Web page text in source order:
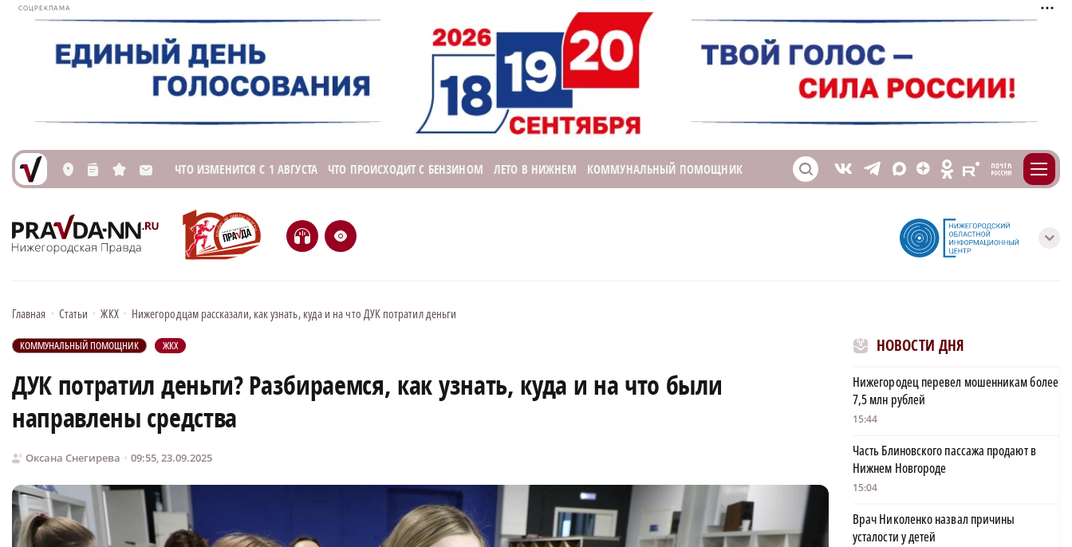
СОЦРЕКЛАМА
L n s M ЧТО ИЗМЕНИТСЯ С 1 АВГУСТА ЧТО ПРОИСХОДИТ С БЕНЗИНОМ ЛЕТО В НИЖНЕМ КОММУНАЛЬНЫЙ ПОМОЩНИК S V T X Z O E m
H e с
Главная • Статьи • ЖКХ • Нижегородцам рассказали, как узнать, куда и на что ДУК потратил деньги
КОММУНАЛЬНЫЙ ПОМОЩНИК ЖКХ
ДУК потратил деньги? Разбираемся, как узнать, куда и на что были
направлены средства
Оксана Снегирева 09:55, 23.09.2025
НОВОСТИ ДНЯ
Нижегородец перевел мошенникам более
7,5 млн рублей
15:44
Часть Блиновского пассажа продают в
Нижнем Новгороде
15:04
Врач Николенко назвал причины
усталости у детей